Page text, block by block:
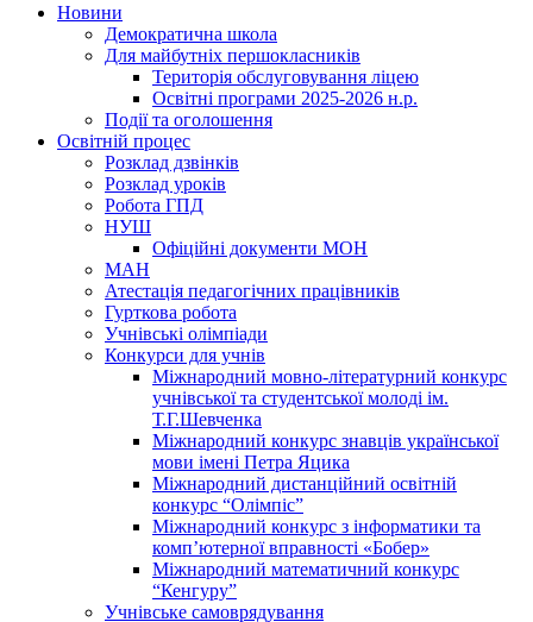
Новини
Демократична школа
Для майбутніх першокласників
Територія обслуговування ліцею
Освітні програми 2025-2026 н.р.
Події та оголошення
Освітній процес
Розклад дзвінків
Розклад уроків
Робота ГПД
НУШ
Офіційні документи МОН
МАН
Атестація педагогічних працівників
Гурткова робота
Учнівські олімпіади
Конкурси для учнів
Мiжнародний мовно-літературний конкурс
учнiвської та студентської молодi iм.
Т.Г.Шевченка
Міжнародний конкурс знавців української
мови імені Петра Яцика
Міжнародний дистанційний освітній
конкурс “Олімпіс”
Міжнародний конкурс з інформатики та
комп’ютерної вправності «Бобер»
Міжнародний математичний конкурс
“Кенгуру”
Учнівське самоврядування